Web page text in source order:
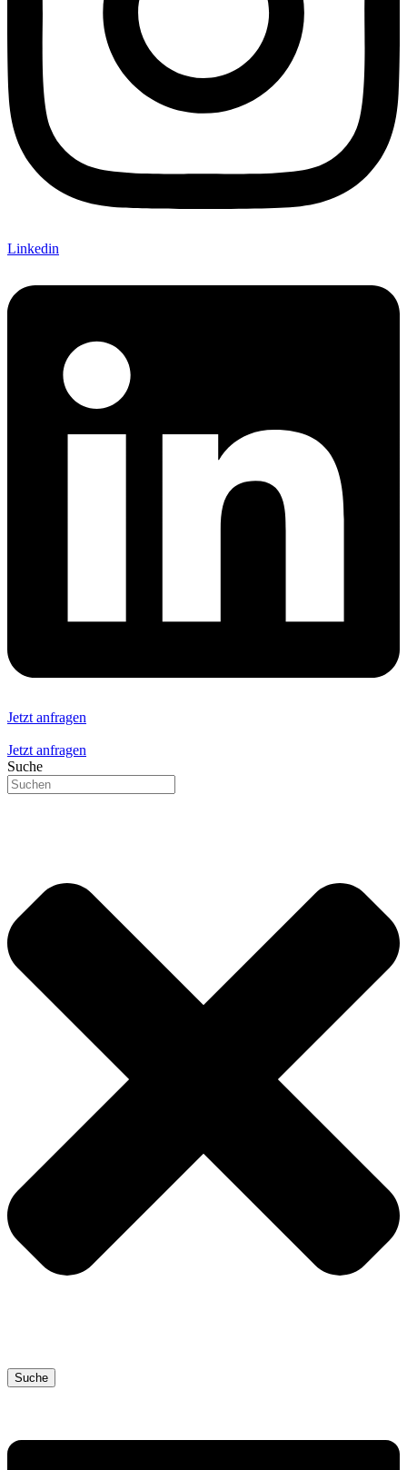
Linkedin
Jetzt anfragen
Jetzt anfragen
Suche
Suche